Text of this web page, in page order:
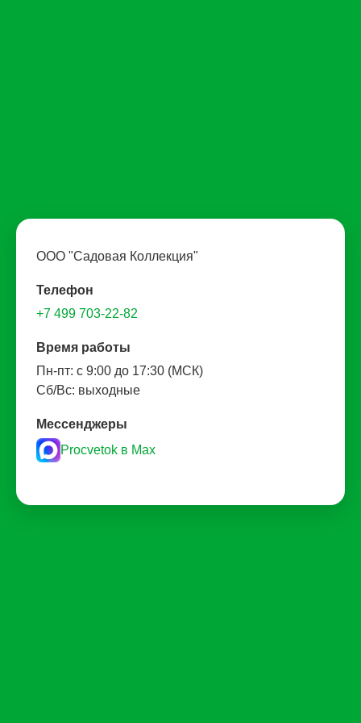
ООО "Садовая Коллекция"
Телефон
+7 499 703-22-82
Время работы
Пн-пт: с 9:00 до 17:30 (МСК)
Сб/Вс: выходные
Мессенджеры
Procvetok в Max